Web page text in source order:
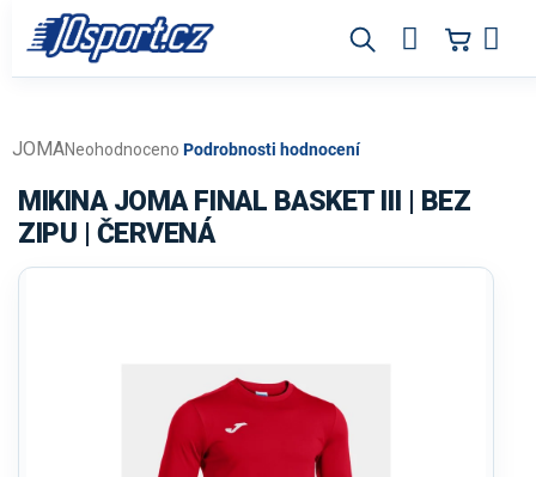
obsah
Průměrné
produktu
je
0,0
Neohodnoceno Podrobnosti hodnocení
JOMA
MIKINA JOMA FINAL BASKET III | BEZ
ZIPU | ČERVENÁ